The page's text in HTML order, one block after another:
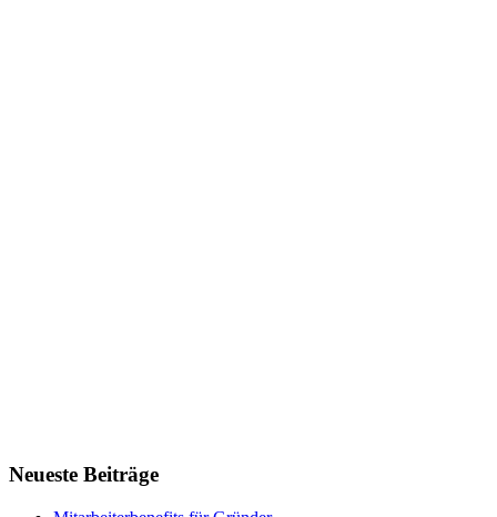
Neueste Beiträge